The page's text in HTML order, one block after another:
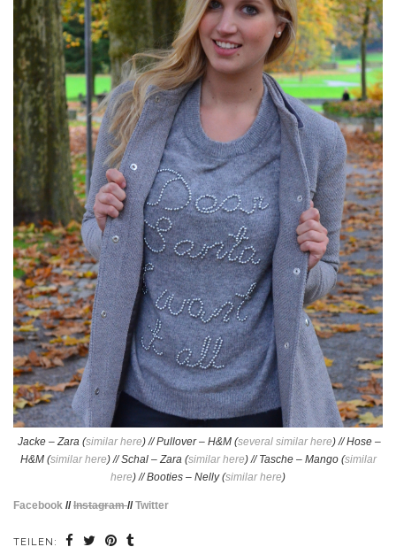
Jacke – Zara (similar here) // Pullover – H&M (several similar here) // Hose –
H&M (similar here) // Schal – Zara (similar here) // Tasche – Mango (similar
here) // Booties – Nelly (similar here)
Facebook //Instagram//Twitter
TEILEN: